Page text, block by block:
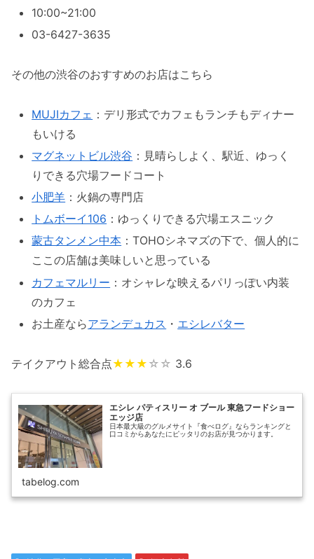
10:00~21:00
03-6427-3635
その他の渋谷のおすすめのお店はこちら
MUJIカフェ ：デリ形式でカフェもランチもディナー
もいける
マグネットビル渋谷 ：見晴らしよく、駅近、ゆっく
りできる穴場フードコート
小肥羊 ：火鍋の専門店
トムボーイ106 ：ゆっくりできる穴場エスニック
蒙古タンメン中本 ：TOHOシネマズの下で、個人的に
ここの店舗は美味しいと思っている
カフェマルリー ：オシャレな映えるパリっぽい内装
のカフェ
お土産ならアランデュカス ・ エシレバター
テイクアウト総合点★★★ ☆☆ 3.6
エシレ パティスリー オ ブール 東急フードショー
エッジ店
日本最大級のグルメサイト『食べログ』ならランキングと
口コミからあなたにピッタリのお店が見つかります。
tabelog.com